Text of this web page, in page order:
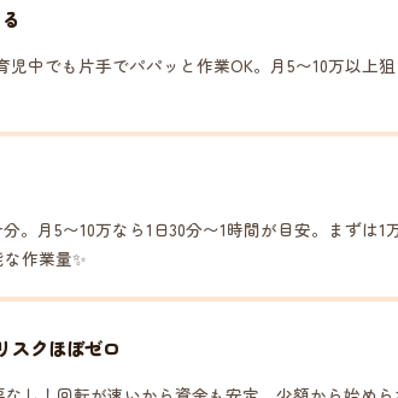
児中でも片手でパパッと作業OK。月5〜10万以上狙
。月5〜10万なら1日30分〜1時間が目安。まずは1
作業量✨
スクほぼゼロ